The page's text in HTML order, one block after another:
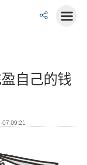
自己的钱
09:21